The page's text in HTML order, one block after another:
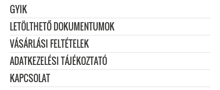
GYIK
LETÖLTHETŐ DOKUMENTUMOK
VÁSÁRLÁSI FELTÉTELEK
ADATKEZELÉSI TÁJÉKOZTATÓ
KAPCSOLAT